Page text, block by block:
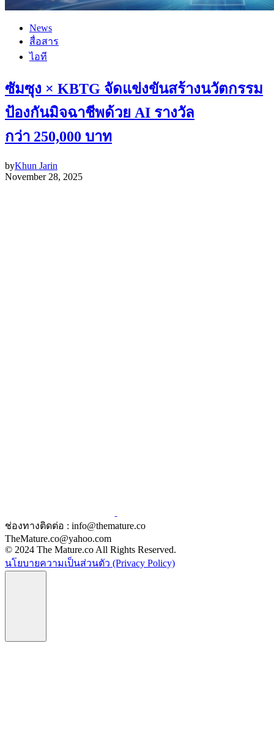
News
สื่อสาร
ไอที
ซัมซุง × KBTG จัดแข่งขันสร้างนวัตกรรม
ป้องกันมิจฉาชีพด้วย AI รางวัล
กว่า 250,000 บาท
byKhun Jarin
November 28, 2025
ช่องทางติดต่อ : info@themature.co
TheMature.co@yahoo.com
© 2024 The Mature.co All Rights Reserved.
นโยบายความเป็นส่วนตัว (Privacy Policy)